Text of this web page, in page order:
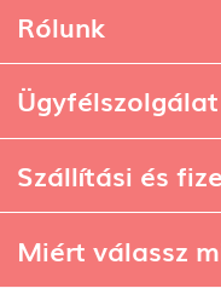
Rólunk
Ügyfélszolgálat
Szállítási és
Miért válassz